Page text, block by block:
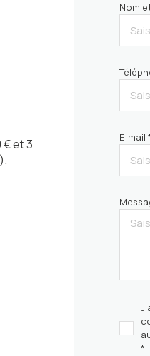
et 3
Nom
E-mail
*